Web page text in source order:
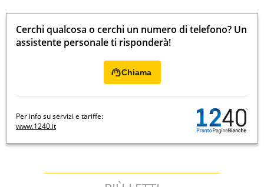
Cerchi qualcosa o cerchi un numero di telefono? Un
assistente personale ti risponderà!
Chiama
Per info su servizi e tariffe:
www.1240.it